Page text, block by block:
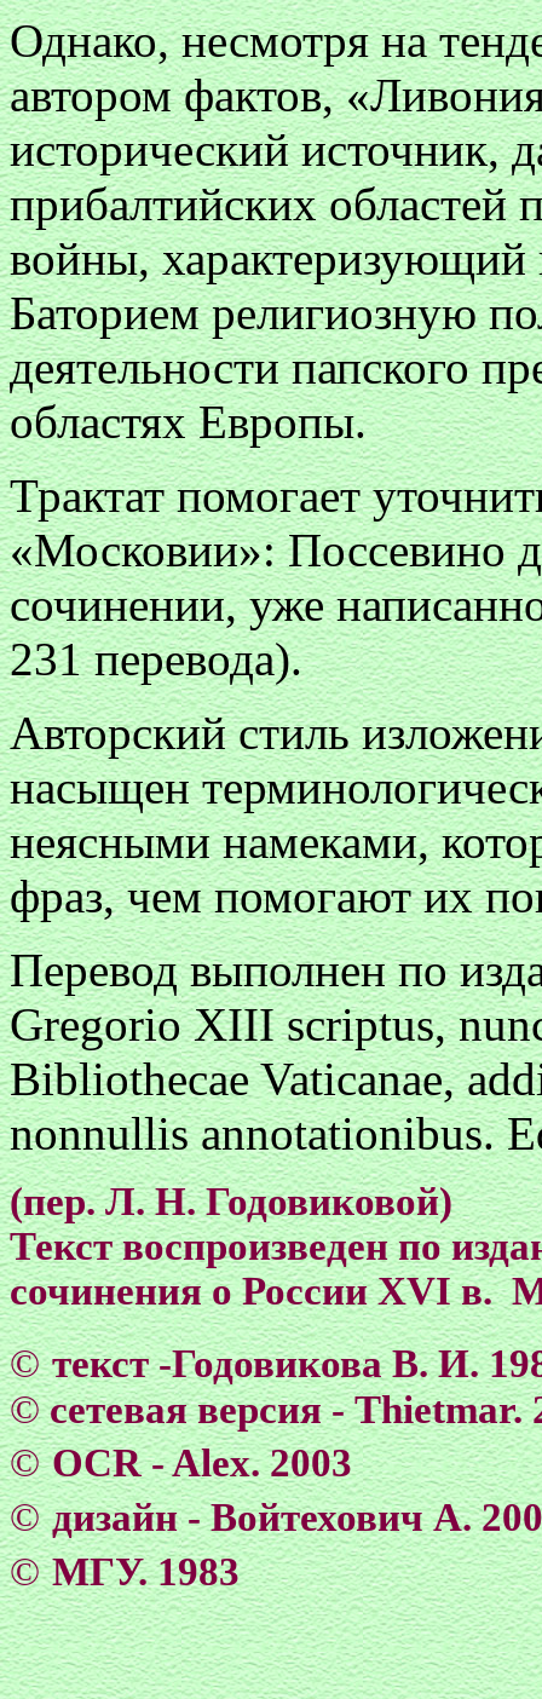
Однако, несмотря на
автором фактов,
исторический источник,
прибалтийских областей
войны, характеризующий
Баторием религиозную
деятельности папского
областях Европы.
Трактат помогает
«Московии»: Поссевино
сочинении, уже
231 перевода).
Авторский стиль
насыщен
неясными намеками,
фраз, чем помогают их
Перевод выполнен по
Gregorio XIII scriptus,
Bibliothecae Vaticanae,
nonnullis annotationibus.
(пер. Л. Н. Годовиковой)
Текст воспроизведен по
сочинения о России XVI в.
© текст -Годовикова В. И.
©сетевая версия - Тhietmar.
© OCR - Alex. 2003
© дизайн - Войтехович А.
© МГУ. 1983